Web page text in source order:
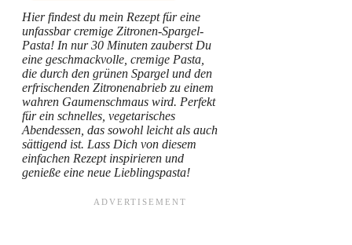
Hier findest du mein Rezept für eine
unfassbar cremige Zitronen-Spargel-
Pasta! In nur 30 Minuten zauberst Du
eine geschmackvolle, cremige Pasta,
die durch den grünen Spargel und den
erfrischenden Zitronenabrieb zu einem
wahren Gaumenschmaus wird. Perfekt
für ein schnelles, vegetarisches
Abendessen, das sowohl leicht als auch
sättigend ist. Lass Dich von diesem
einfachen Rezept inspirieren und
genieße eine neue Lieblingspasta!